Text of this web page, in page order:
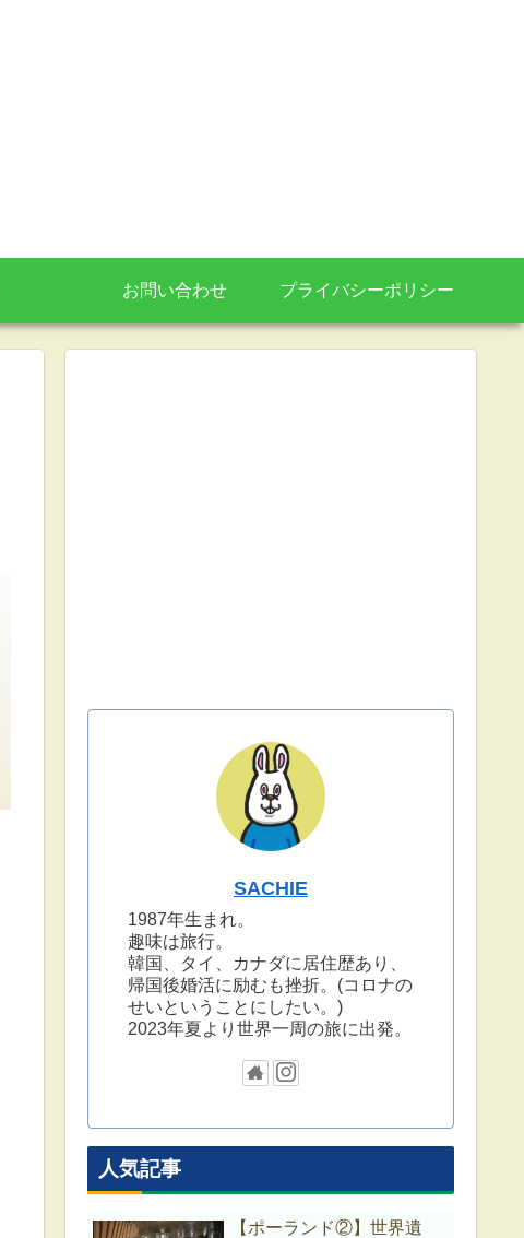
お問い合わせ プライバシーポリシー
SACHIE
1987年生まれ。
趣味は旅行。
韓国、タイ、カナダに居住歴あり、
帰国後婚活に励むも挫折。(コロナの
せいということにしたい。)
2023年夏より世界一周の旅に出発。
人気記事
【ポーランド②】世界遺